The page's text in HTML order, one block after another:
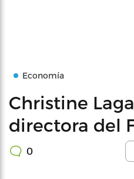
Economía
Christine
directora del
0